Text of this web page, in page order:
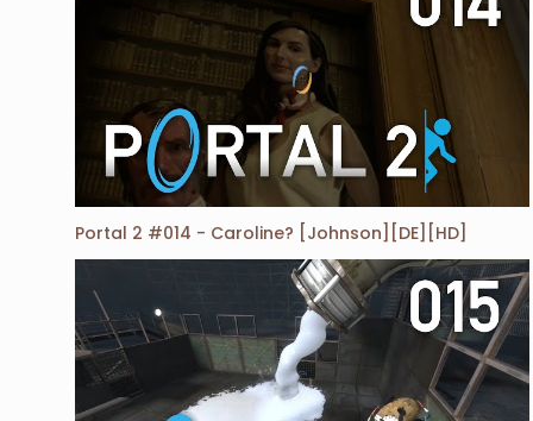
Portal 2 #014 - Caroline? [Johnson][DE][HD]